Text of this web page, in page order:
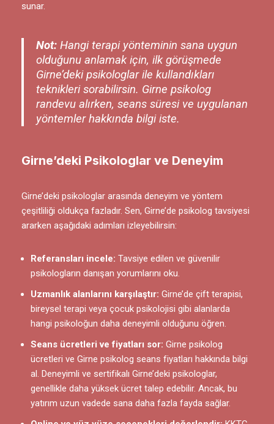
sunar.
Not: Hangi terapi yönteminin sana uygun
olduğunu anlamak için, ilk görüşmede
Girne’deki psikologlar ile kullandıkları
teknikleri sorabilirsin. Girne psikolog
randevu alırken, seans süresi ve uygulanan
yöntemler hakkında bilgi iste.
Girne’deki Psikologlar ve Deneyim
Girne’deki psikologlar arasında deneyim ve yöntem
çeşitliliği oldukça fazladır. Sen, Girne’de psikolog tavsiyesi
ararken aşağıdaki adımları izleyebilirsin:
Referansları incele: Tavsiye edilen ve güvenilir
psikologların danışan yorumlarını oku.
Uzmanlık alanlarını karşılaştır: Girne’de çift terapisi,
bireysel terapi veya çocuk psikolojisi gibi alanlarda
hangi psikoloğun daha deneyimli olduğunu öğren.
Seans ücretleri ve fiyatları sor: Girne psikolog
ücretleri ve Girne psikolog seans fiyatları hakkında bilgi
al. Deneyimli ve sertifikalı Girne’deki psikologlar,
genellikle daha yüksek ücret talep edebilir. Ancak, bu
yatırım uzun vadede sana daha fazla fayda sağlar.